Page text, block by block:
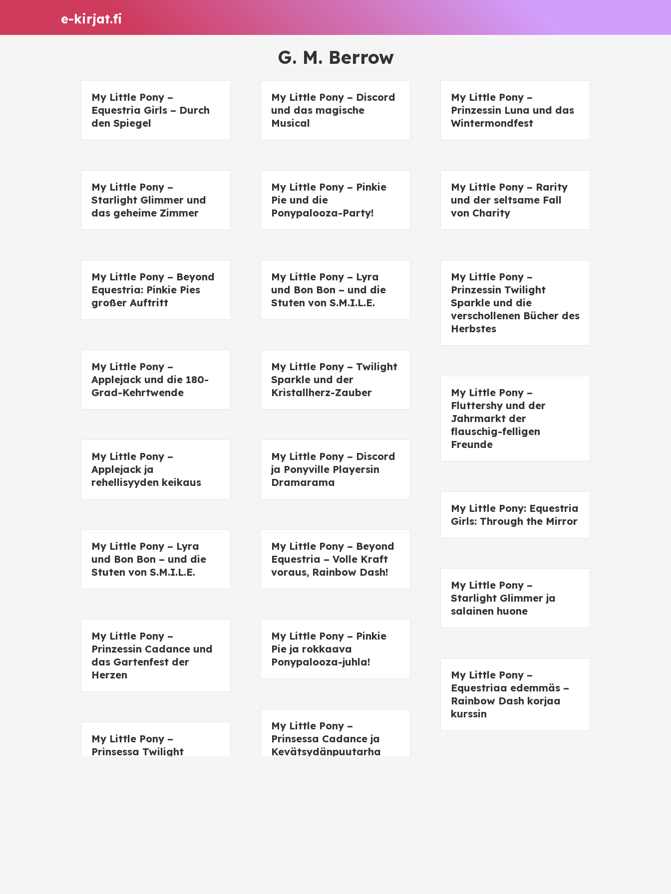
e-kirjat.fi
G. M. Berrow
My Little Pony –
Equestria Girls – Durch
den Spiegel
My Little Pony – Discord
und das magische
Musical
My Little Pony –
Prinzessin Luna und das
Wintermondfest
My Little Pony –
Starlight Glimmer und
das geheime Zimmer
My Little Pony – Pinkie
Pie und die
Ponypalooza-Party!
My Little Pony – Rarity
und der seltsame Fall
von Charity
My Little Pony – Beyond
Equestria: Pinkie Pies
großer Auftritt
My Little Pony – Lyra
und Bon Bon – und die
Stuten von S.M.I.L.E.
My Little Pony –
Prinzessin Twilight
Sparkle und die
verschollenen Bücher des
Herbstes
My Little Pony –
Applejack und die 180-
Grad-Kehrtwende
My Little Pony – Twilight
Sparkle und der
Kristallherz-Zauber
My Little Pony –
Fluttershy und der
Jahrmarkt der
flauschig-felligen
Freunde
My Little Pony –
Applejack ja
rehellisyyden keikaus
My Little Pony – Discord
ja Ponyville Playersin
Dramarama
My Little Pony: Equestria
Girls: Through the Mirror
My Little Pony – Lyra
und Bon Bon – und die
Stuten von S.M.I.L.E.
My Little Pony – Beyond
Equestria – Volle Kraft
voraus, Rainbow Dash!
My Little Pony –
Starlight Glimmer ja
salainen huone
My Little Pony –
Prinzessin Cadance und
das Gartenfest der
Herzen
My Little Pony – Pinkie
Pie ja rokkaava
Ponypalooza-juhla!
My Little Pony –
Equestriaa edemmäs –
Rainbow Dash korjaa
kurssin
My Little Pony –
Prinsessa Cadance ja
Kevätsydänpuutarha
My Little Pony –
Prinsessa Twilight